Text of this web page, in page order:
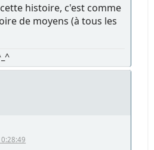
histoire, c'est comme
de moyens (à tous les